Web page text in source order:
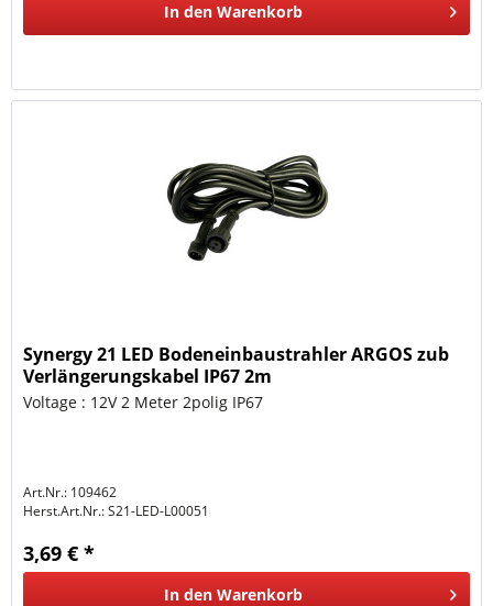
In den Warenkorb
Synergy 21 LED Bodeneinbaustrahler ARGOS zub
Verlängerungskabel IP67 2m
Voltage : 12V 2 Meter 2polig IP67
Art.Nr.: 109462
Herst.Art.Nr.:S21-LED-L00051
3,69 € *
In den Warenkorb